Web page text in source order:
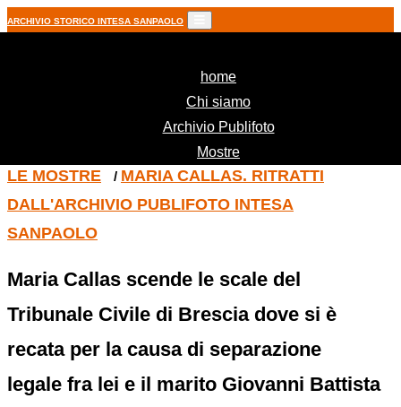
ARCHIVIO STORICO INTESA SANPAOLO
home(current)
Chi siamo
Archivio Publifoto
Mostre
LE MOSTRE / MARIA CALLAS. RITRATTI
DALL'ARCHIVIO PUBLIFOTO INTESA
SANPAOLO
Maria Callas scende le scale del
Tribunale Civile di Brescia dove si è
recata per la causa di separazione
legale fra lei e il marito Giovanni Battista